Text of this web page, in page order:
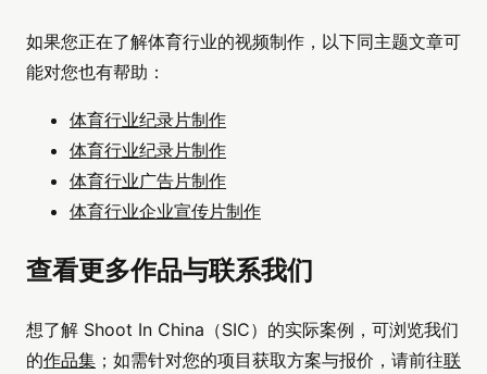
如果您正在了解体育行业的视频制作，以下同主题文章可
能对您也有帮助：
体育行业纪录片制作
体育行业纪录片制作
体育行业广告片制作
体育行业企业宣传片制作
查看更多作品与联系我们
想了解 Shoot In China（SIC）的实际案例，可浏览我们
的作品集 ；如需针对您的项目获取方案与报价，请前往联